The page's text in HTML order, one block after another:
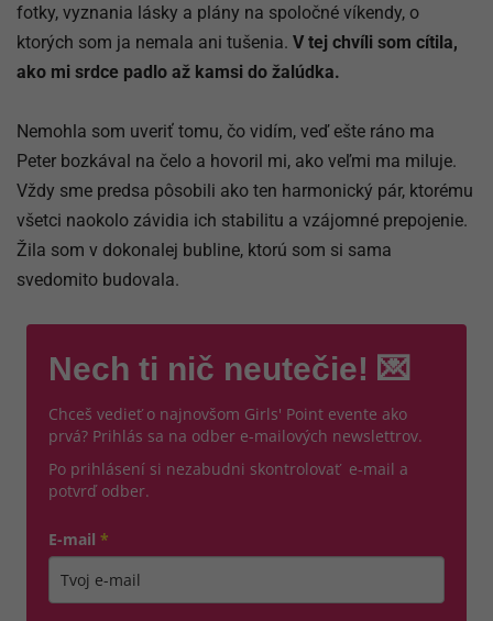
fotky, vyznania lásky a plány na spoločné víkendy, o
ktorých som ja nemala ani tušenia. V tej chvíli som cítila,
ako mi srdce padlo až kamsi do žalúdka.
Nemohla som uveriť tomu, čo vidím, veď ešte ráno ma
Peter bozkával na čelo a hovoril mi, ako veľmi ma miluje.
Vždy sme predsa pôsobili ako ten harmonický pár, ktorému
všetci naokolo závidia ich stabilitu a vzájomné prepojenie.
Žila som v dokonalej bubline, ktorú som si sama
svedomito budovala.
Nech ti nič neutečie! 💌
Chceš vedieť o najnovšom Girls' Point evente ako
prvá? Prihlás sa na odber e-mailových newslettrov.
Po prihlásení si nezabudni skontrolovať e-mail a
potvrď odber.
E-mail *